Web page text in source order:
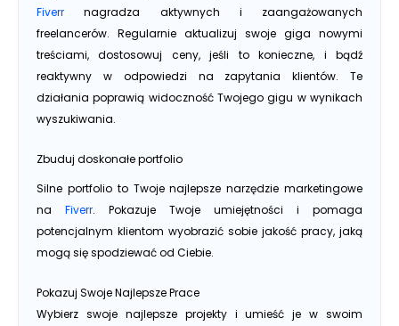
Fiverr nagradza aktywnych i zaangażowanych
freelancerów. Regularnie aktualizuj swoje giga nowymi
treściami, dostosowuj ceny, jeśli to konieczne, i bądź
reaktywny w odpowiedzi na zapytania klientów. Te
działania poprawią widoczność Twojego gigu w wynikach
wyszukiwania.
Zbuduj doskonałe portfolio
Silne portfolio to Twoje najlepsze narzędzie marketingowe
na Fiverr. Pokazuje Twoje umiejętności i pomaga
potencjalnym klientom wyobrazić sobie jakość pracy, jaką
mogą się spodziewać od Ciebie.
Pokazuj Swoje Najlepsze Prace
Wybierz swoje najlepsze projekty i umieść je w swoim